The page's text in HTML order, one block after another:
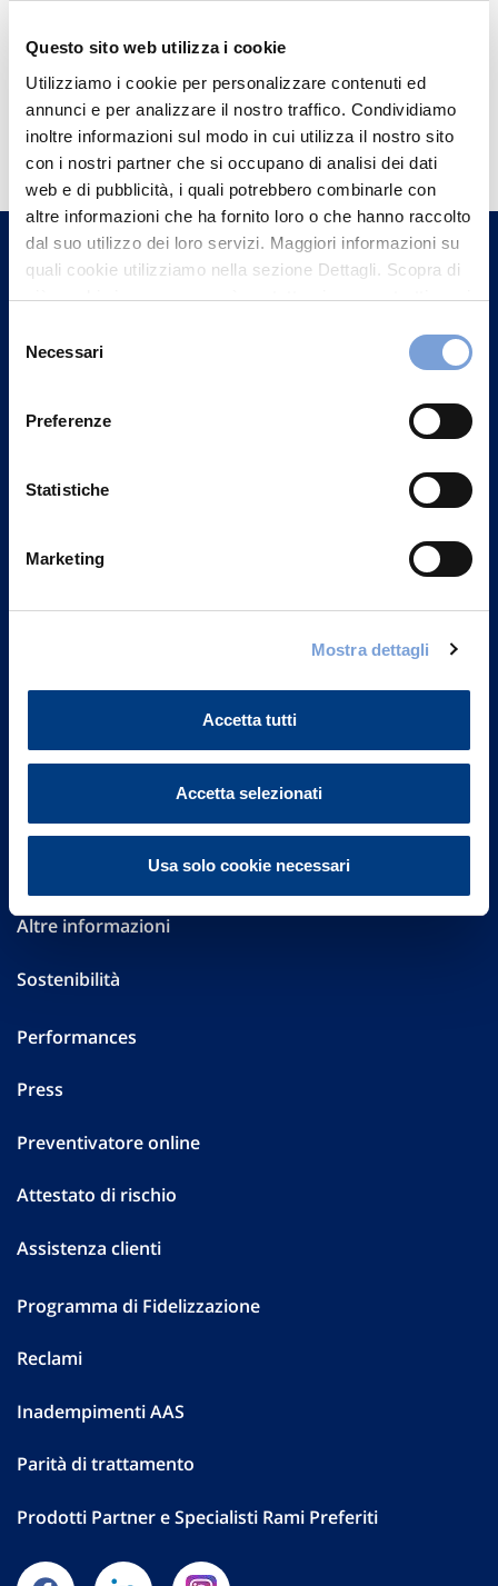
Questo sito web utilizza i cookie
Utilizziamo i cookie per personalizzare contenuti ed
annunci e per analizzare il nostro traffico. Condividiamo
inoltre informazioni sul modo in cui utilizza il nostro sito
con i nostri partner che si occupano di analisi dei dati
web e di pubblicità, i quali potrebbero combinarle con
altre informazioni che ha fornito loro o che hanno raccolto
dal suo utilizzo dei loro servizi. Maggiori informazioni su
quali cookie utilizziamo nella sezione Dettagli. Scopra di
più su chi siamo, come può contattarci e come trattiamo i
può trovare nel footer del sito nella sezione "Informativa
delNecessari
Preferenze
Statistiche
Marketing
Mostra dettagli
Accetta tutti
Accetta selezionati
Usa solo cookie necessari
Hai bisogno di
informazioni?
Trova l'Agenzia più vicina a te e parla con
un nostro Agente.
20149 Milano
FAQ
Governance
Investor Relations
Altre informazioni
Sostenibilità
Performances
Press
Preventivatore online
Attestato di rischio
Assistenza clienti
Programma di Fidelizzazione
Reclami
Inadempimenti AAS
Parità di trattamento
Prodotti Partner e Specialisti Rami Preferiti